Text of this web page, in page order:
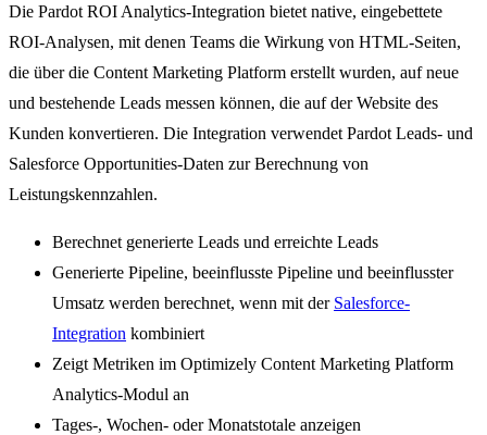
Die Pardot ROI Analytics-Integration bietet native, eingebettete
ROI-Analysen, mit denen Teams die Wirkung von HTML-Seiten,
die über die Content Marketing Platform erstellt wurden, auf neue
und bestehende Leads messen können, die auf der Website des
Kunden konvertieren. Die Integration verwendet Pardot Leads- und
Salesforce Opportunities-Daten zur Berechnung von
Leistungskennzahlen.
Berechnet generierte Leads und erreichte Leads
Generierte Pipeline, beeinflusste Pipeline und beeinflusster
Umsatz werden berechnet, wenn mit der Salesforce-
Integration kombiniert
Zeigt Metriken im Optimizely Content Marketing Platform
Analytics-Modul an
Tages-, Wochen- oder Monatstotale anzeigen